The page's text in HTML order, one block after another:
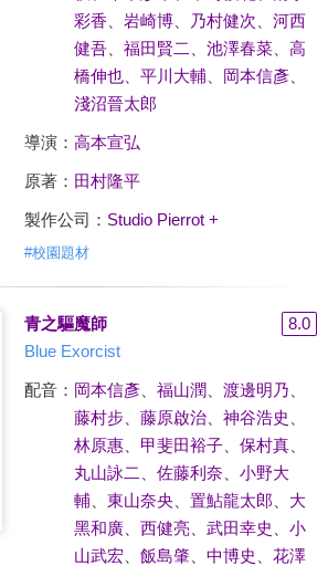
彩香
岩崎博、 乃村健次
河西
健吾、 福田賢二 池澤春菜、 高
橋伸也、 平川大輔、 岡本信彥、
淺沼晉太郎
導演： 高本宣弘
原著： 田村隆平
製作公司： Studio Pierrot +
#校園題材
青之驅魔師
8.0
Blue Exorcist
配音： 岡本信彥、 福山潤 渡邊明乃
藤村步、 藤原啟治、 神谷浩史
林原惠、 甲斐田裕子、 保村真、
丸山詠二
佐藤利奈
小野大
輔、 東山奈央、 置鮎龍太郎
大
黑和廣、 西健亮、 武田幸史
小
山武宏
飯島肇、 中博史
花澤